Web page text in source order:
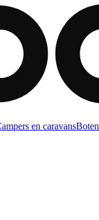
en caravansBoten